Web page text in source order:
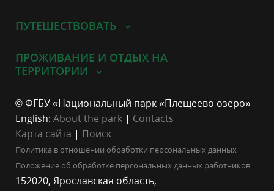
ПУТЕШЕСТВОВАТЬ
ПРОЖИВАНИЕ И ОТДЫХ НА
ТЕРРИТОРИИ
© ФГБУ «Национальный парк «Плещеево озеро»
English: About the park | Contacts
Карта сайта | Поиск
Политика в отношении обработки персональных данных
Положение об обработке персональных данных работников
152020, Ярославская область,